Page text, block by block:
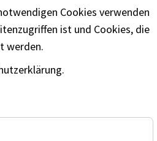
Cookies verwenden
ist und Cookies, die
werden.